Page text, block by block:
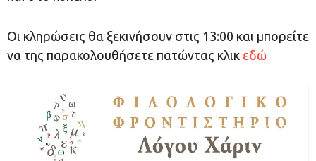
Οι κληρώσεις θα ξεκινήσουν στις 13:00 και μπορείτε
να της παρακολουθήσετε πατώντας κλικ εδώ